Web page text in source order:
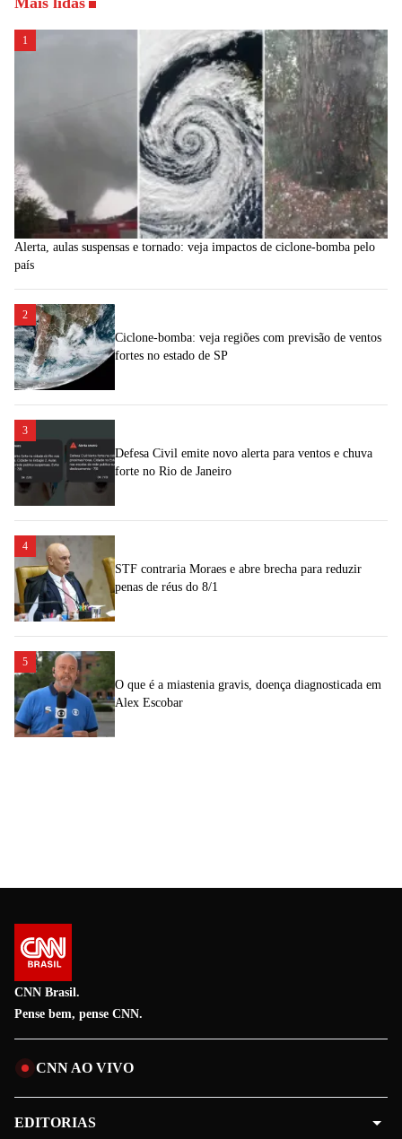
1
Alerta, aulas suspensas e tornado: veja impactos de ciclone-bomba pelo
país
2
Ciclone-bomba: veja regiões com previsão de ventos
fortes no estado de SP
3
Defesa Civil emite novo alerta para ventos e chuva
forte no Rio de Janeiro
4
STF contraria Moraes e abre brecha para reduzir
penas de réus do 8/1
5
O que é a miastenia gravis, doença diagnosticada em
Alex Escobar
CNN Brasil.
Pense bem, pense CNN.
CNN AO VIVO
EDITORIAS